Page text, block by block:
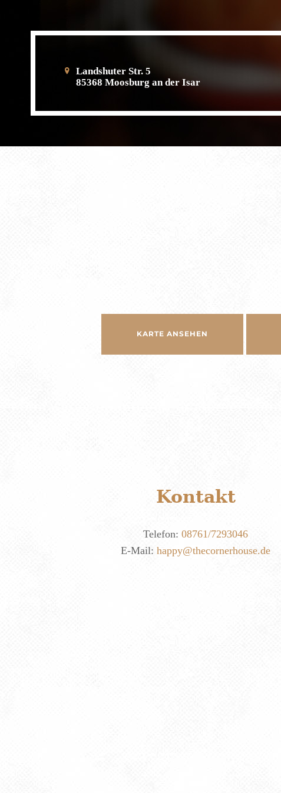
Landshuter Str. 5
85368 Moosburg an der Isar
KARTE ANSEHEN
Kontakt
Telefon: 08761/7293046
E-Mail: happy@thecornerhouse.de